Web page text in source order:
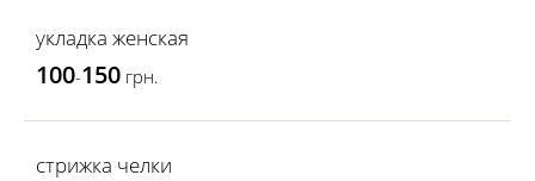
укладка женская
100-150 грн.
стрижка челки